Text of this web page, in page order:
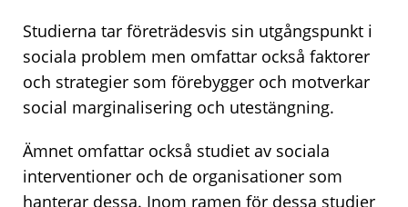
Studierna tar företrädesvis sin utgångspunkt i
sociala problem men omfattar också faktorer
och strategier som förebygger och motverkar
social marginalisering och utestängning.
Ämnet omfattar också studiet av sociala
interventioner och de organisationer som
hanterar dessa. Inom ramen för dessa studier